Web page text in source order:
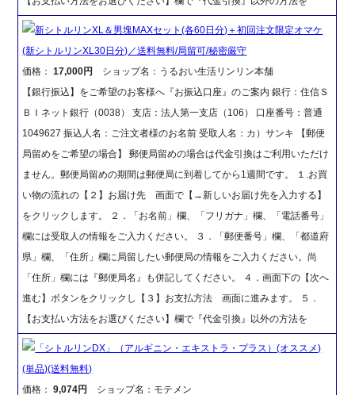
新シトルリンXL＆男塊MAXセット(各60日分)＋初回注文限定オマケ
(新シトルリンXL30日分)／送料無料/局留可/秘密厳守
価格：17,000円
ショップ名：うるおい生活リンリン本舗
【銀行振込】をご希望のお客様へ『お振込口座』のご案内 銀行：住信Ｓ
ＢＩネット銀行（0038） 支店：法人第一支店（106） 口座番号：普通
1049627 振込人名：ご注文者様のお名前 受取人名：カ）サンキ 【郵便
局留めをご希望の場合】 郵便局留めの場合は代金引換はご利用いただけ
ません。郵便局留めの期間は郵便局に到着してから1週間です。 １.お買
い物の流れの【２】お届け先 画面で【→新しいお届け先を入力する】
をクリックします。 ２．「お名前」欄、「フリガナ」欄、「電話番号」
欄には受取人の情報をご入力ください。 ３．「郵便番号」欄、「都道府
県」欄、「住所」欄に局留したい郵便局の情報をご入力ください。尚
「住所」欄には『郵便局名』も併記してください。 ４．画面下の【次へ
進む】ボタンをクリックし【３】お支払方法 画面に進みます。 ５．
【お支払い方法をお選びください】欄で『代金引換』以外の方法を
「シトルリンDX」（アルギニン・エキストラ・プラス）(オススメ)
(単品)(送料無料)
価格：9,074円 ショップ名：モテメン